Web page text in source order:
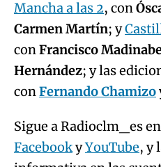
Mancha a las 2, con
Carmen Martín; y
conFrancisco
Hernández; y las
conFernando Chamizo
Sigue a Radioclm_es en
FacebookyYouTube, y